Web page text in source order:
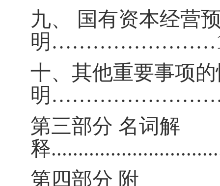
九、
国有资本经营
明 ……………………
十、 其他重要事项
明
第三部分 名词解
释
第四部分 附